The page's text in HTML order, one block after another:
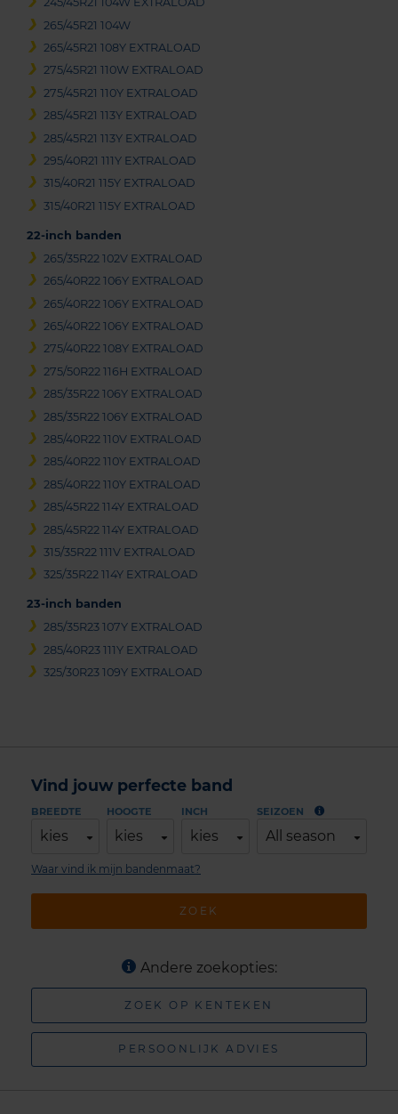
265/45R21 104W
265/45R21 108Y EXTRALOAD
275/45R21 110W EXTRALOAD
275/45R21 110Y EXTRALOAD
285/45R21 113Y EXTRALOAD
285/45R21 113Y EXTRALOAD
295/40R21 111Y EXTRALOAD
315/40R21 115Y EXTRALOAD
315/40R21 115Y EXTRALOAD
22-inch banden
265/35R22 102V EXTRALOAD
265/40R22 106Y EXTRALOAD
265/40R22 106Y EXTRALOAD
265/40R22 106Y EXTRALOAD
275/40R22 108Y EXTRALOAD
275/50R22 116H EXTRALOAD
285/35R22 106Y EXTRALOAD
285/35R22 106Y EXTRALOAD
285/40R22 110V EXTRALOAD
285/40R22 110Y EXTRALOAD
285/40R22 110Y EXTRALOAD
285/45R22 114Y EXTRALOAD
285/45R22 114Y EXTRALOAD
315/35R22 111V EXTRALOAD
325/35R22 114Y EXTRALOAD
23-inch banden
285/35R23 107Y EXTRALOAD
285/40R23 111Y EXTRALOAD
325/30R23 109Y EXTRALOAD
Vind jouw perfecte band
BREEDTE
kies
HOOGTE
kies
INCH
kies
SEIZOEN
All season
ZOEK
Waar vind ik mijn bandenmaat?
Andere zoekopties:
ZOEK OP KENTEKEN
PERSOONLIJK ADVIES